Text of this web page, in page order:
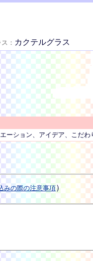
： カクテルグラス
ション、アイデア、こだ
みの際の注意事項）